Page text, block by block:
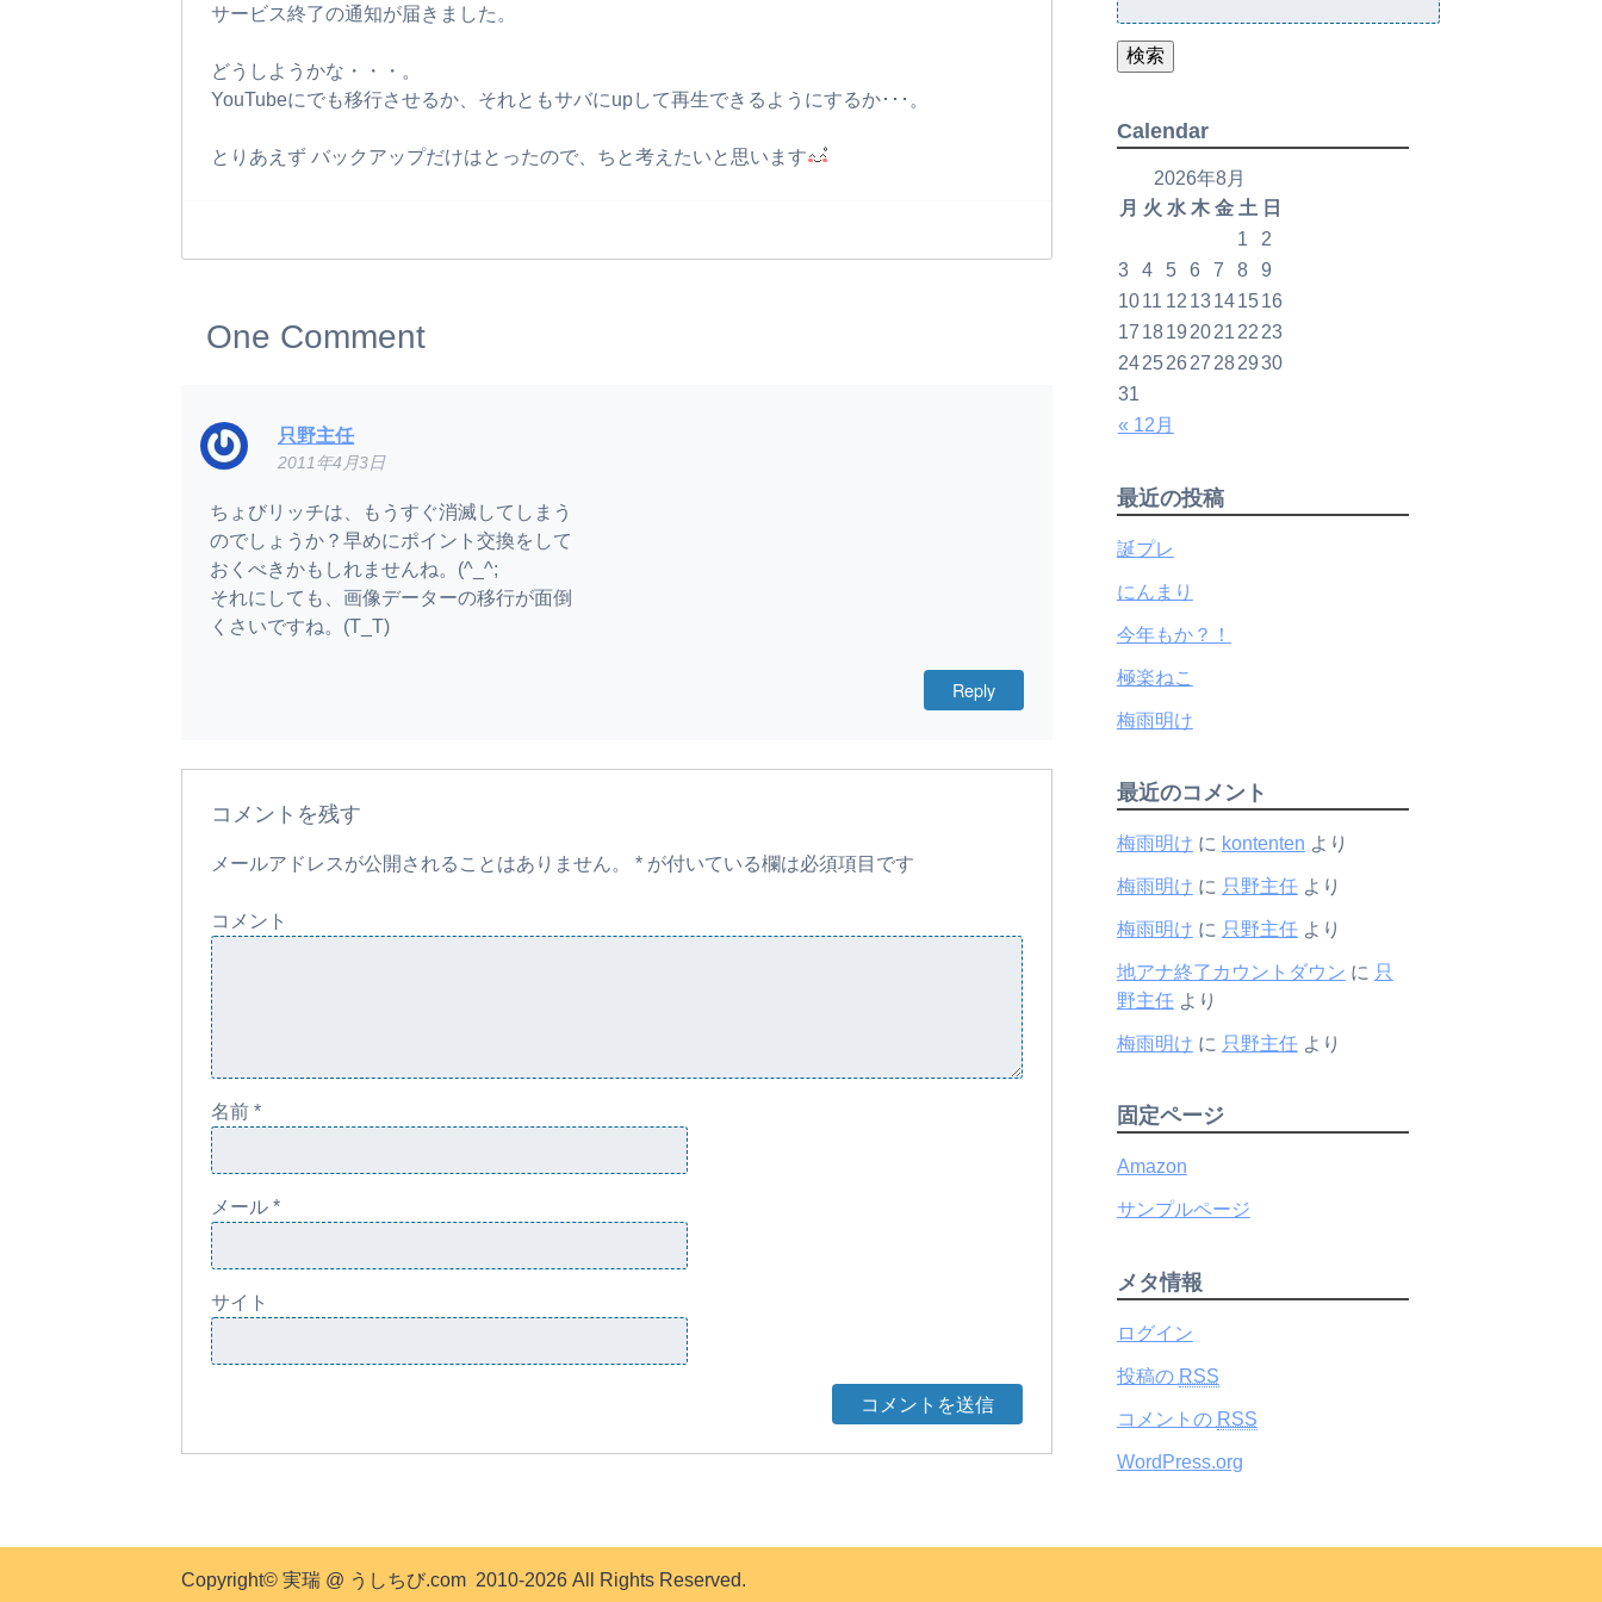
サービス終了の通知が届きました。
どうしようかな・・・。
YouTubeにでも移行させるか、それともサバにupして再生できるようにするか･･･。
とりあえず バックアップだけはとったので、ちと考えたいと思います
One Comment
只野主任
2011年4月3日
ちょびリッチは、もうすぐ消滅してしまう
のでしょうか？早めにポイント交換をして
おくべきかもしれませんね。(^_^;
それにしても、画像データーの移行が面倒
くさいですね。(T_T)
Reply
コメントを残す
メールアドレスが公開されることはありません。 * が付いている欄は必須項目です
コメント
名前 *
メール *
サイト
検索
Calendar
2026年8月
月 火 水 木 金 土 日
« 12月
1
2
3
4 5 6 7 8
9
1011 12 13141516
17 1819 2021 22 23
24252627 282930
31
最近の投稿
誕プレ
にんまり
今年もか？！
極楽ねこ
梅雨明け
最近のコメント
梅雨明け に kontenten より
梅雨明け に 只野主任より
梅雨明け に 只野主任より
地アナ終了カウントダウン に 只
野主任より
梅雨明け に 只野主任より
固定ページ
Amazon
サンプルページ
メタ情報
ログイン
投稿の RSS
コメントの RSS
WordPress.org
Copyright© 実瑞 @ うしちび.com 2010-2026 All Rights Reserved.